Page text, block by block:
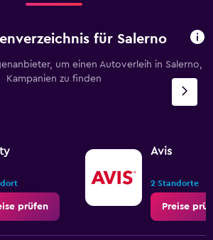
für Salerno
um einen Autoverleih in Salerno,
Kampanien zu finden
prüfen
Avis
2 Standorte
Preise